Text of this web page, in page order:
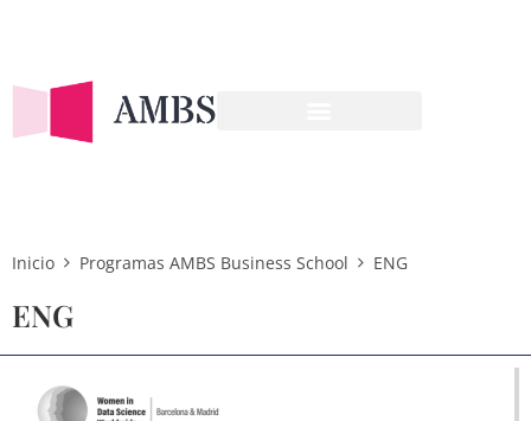
Inicio Programas AMBS Business School ENG
ENG